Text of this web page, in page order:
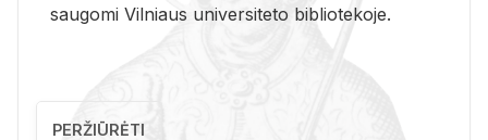
saugomi Vilniaus universiteto bibliotekoje.
PERŽIŪRĖTI